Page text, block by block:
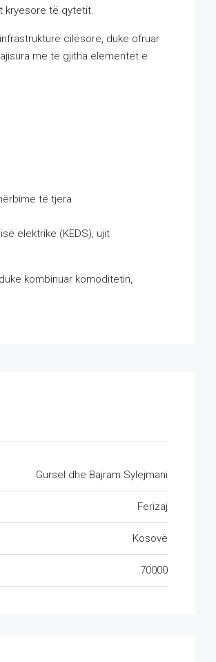
kryesore të qytetit.
cilësore, duke ofruar
me të gjitha elementet e
të tjera
elektrike (KEDS), ujit
kombinuar komoditetin,
Gursel dhe Bajram Sylejmani
Ferizaj
Kosovë
70000